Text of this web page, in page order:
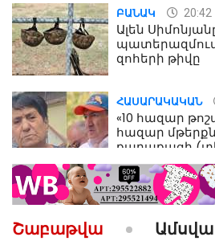
ԲԱՆԱԿ 20:42
Ալեն
զոհերի թիվը
ՀԱՍԱՐԱԿԱԿԱՆ
«10 հազար
հազար
քաղաքացի
ՔԱՂԱՔԱԿԱՆ
«Լեզվիդ
արտաբերիր
Շաբաթվա Ամսվա